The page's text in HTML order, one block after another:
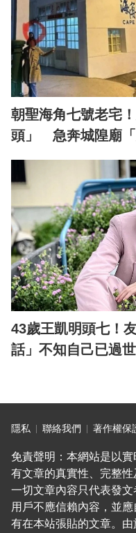
朝聖海角七號老宅
頭」 急奔城隍廟「
43歲王凱明頭七！
話」不知自己已過世
隱私 聯絡我們 著作權保
免責聲明：本網站是以
有文章的真實性、完整
一切文章內容只代表發文
用戶不應信賴內容，並
有在本站張貼的文章。